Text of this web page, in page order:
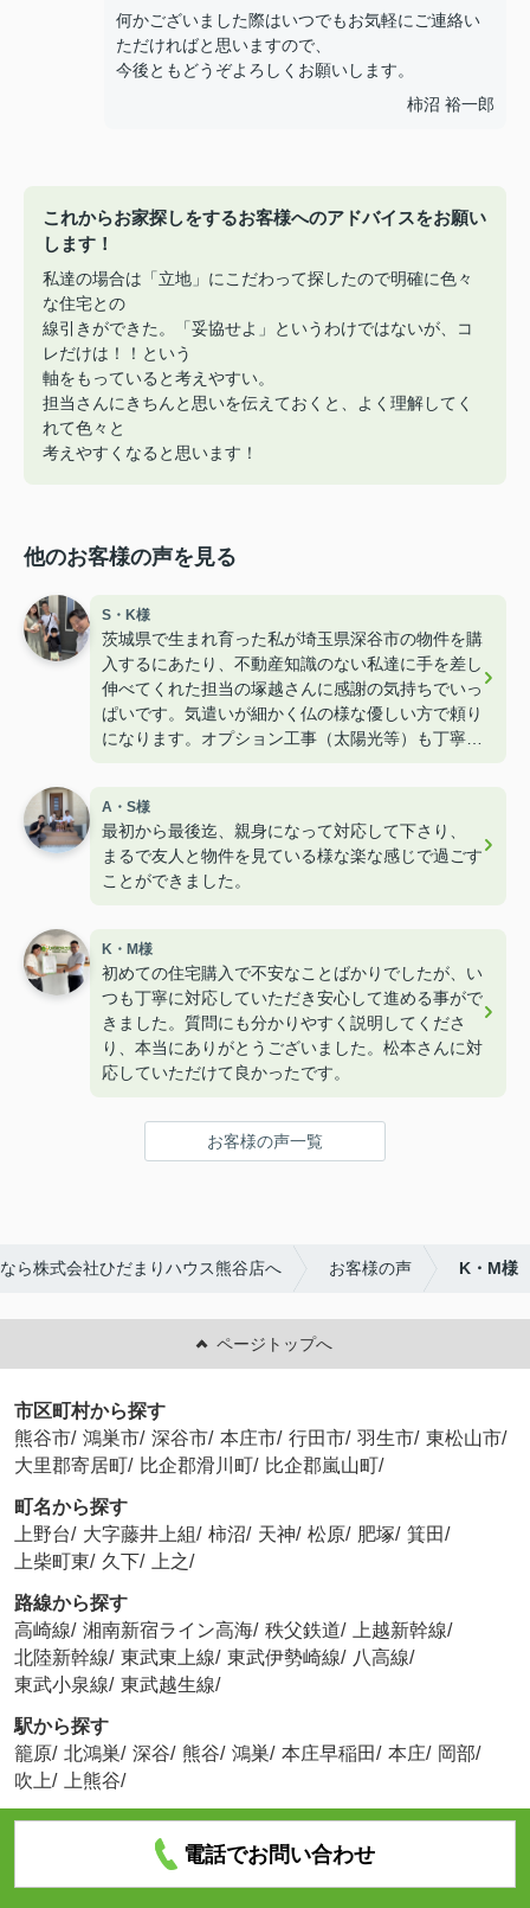
何かございました際はいつでもお気軽にご連絡い
ただければと思いますので、
今後ともどうぞよろしくお願いします。
柿沼 裕一郎
これからお家探しをするお客様へのアドバイスをお願い
します！
私達の場合は「立地」にこだわって探したので明確に色々
な住宅との
線引きができた。「妥協せよ」というわけではないが、コ
レだけは！！という
軸をもっていると考えやすい。
担当さんにきちんと思いを伝えておくと、よく理解してく
れて色々と
考えやすくなると思います！
他のお客様の声を見る
S・K様
茨城県で生まれ育った私が埼玉県深谷市の物件を購
入するにあたり、不動産知識のない私達に手を差し
伸べてくれた担当の塚越さんに感謝の気持ちでいっ
ぱいです。気遣いが細かく仏の様な優しい方で頼り
になります。オプション工事（太陽光等）も丁寧に
A・S様
最初から最後迄、親身になって対応して下さり、
まるで友人と物件を見ている様な楽な感じで過ごす
ことができました。
K・M様
初めての住宅購入で不安なことばかりでしたが、い
つも丁寧に対応していただき安心して進める事がで
きました。質問にも分かりやすく説明してくださ
り、本当にありがとうございました。松本さんに対
応していただけて良かったです。
お客様の声一覧
ら株式会社ひだまりハウス熊谷店へ お客様の声 K・M様
ページトップへ
市区町村から探す
熊谷市/ 鴻巣市/ 深谷市/ 本庄市/ 行田市/ 羽生市/ 東松山市/
大里郡寄居町/ 比企郡滑川町/ 比企郡嵐山町/
町名から探す
上野台/ 大字藤井上組/ 柿沼/ 天神/ 松原/ 肥塚/ 箕田/
上柴町東/ 久下/ 上之/
路線から探す
高崎線/ 湘南新宿ライン高海/ 秩父鉄道/ 上越新幹線/
北陸新幹線/ 東武東上線/ 東武伊勢崎線/ 八高線/
東武小泉線/ 東武越生線/
駅から探す
籠原/ 北鴻巣/ 深谷/ 熊谷/ 鴻巣/ 本庄早稲田/ 本庄/ 岡部/
吹上/ 上熊谷/
電話でお問い合わせ